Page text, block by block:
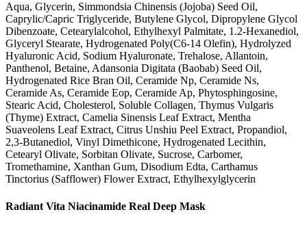
Aqua, Glycerin, Simmondsia Chinensis (Jojoba) Seed Oil,
Caprylic/Capric Triglyceride, Butylene Glycol, Dipropylene Glycol
Dibenzoate, Cetearylalcohol, Ethylhexyl Palmitate, 1.2-Hexanediol,
Glyceryl Stearate, Hydrogenated Poly(C6-14 Olefin), Hydrolyzed
Hyaluronic Acid, Sodium Hyaluronate, Trehalose, Allantoin,
Panthenol, Betaine, Adansonia Digitata (Baobab) Seed Oil,
Hydrogenated Rice Bran Oil, Ceramide Np, Ceramide Ns,
Ceramide As, Ceramide Eop, Ceramide Ap, Phytosphingosine,
Stearic Acid, Cholesterol, Soluble Collagen, Thymus Vulgaris
(Thyme) Extract, Camelia Sinensis Leaf Extract, Mentha
Suaveolens Leaf Extract, Citrus Unshiu Peel Extract, Propandiol,
2,3-Butanediol, Vinyl Dimethicone, Hydrogenated Lecithin,
Cetearyl Olivate, Sorbitan Olivate, Sucrose, Carbomer,
Tromethamine, Xanthan Gum, Disodium Edta, Carthamus
Tinctorius (Safflower) Flower Extract, Ethylhexylglycerin
Radiant Vita Niacinamide Real Deep Mask